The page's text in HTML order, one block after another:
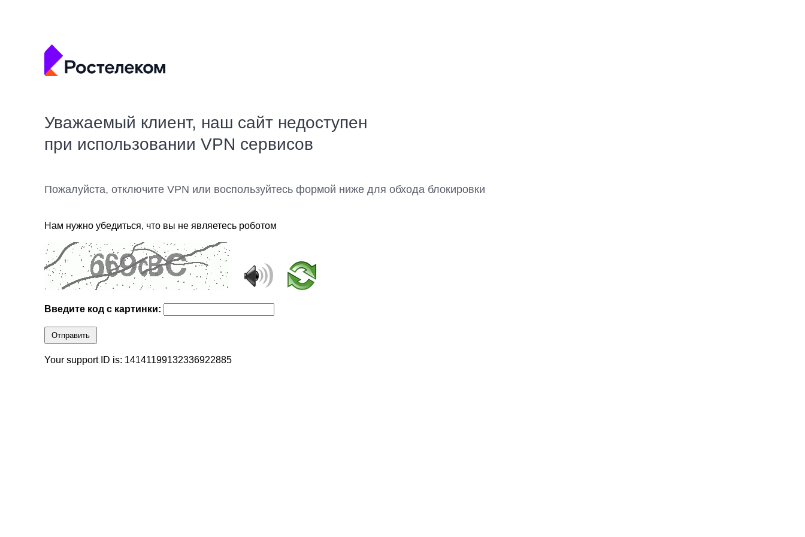
Уважаемый клиент, наш сайт недоступен
при использовании VPN сервисов
Пожалуйста, отключите VPN или воспользуйтесь формой ниже для обхода блокировки
Нам нужно убедиться, что вы не являетесь роботом
Введите код с картинки:
Отправить
Your support ID is: 14141199132336922885